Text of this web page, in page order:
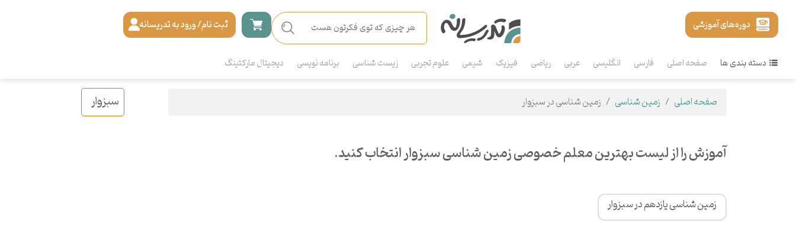
دوره‌های آموزشی ثبت نام/ ورود به تدریسانه
دسته بندی ها صفحه اصلی فارسی انگلیسی عربی ریاضی فیزیک شیمی علوم تجربی زیست شناسی برنامه نویسی دیجیتال مارکتینگ
صفحه اصلی زمین شناسی زمین شناسی در سبزوار سبزوار
آموزش را از لیست بهترین معلم خصوصی زمین شناسی سبزوار انتخاب کنید.
زمین شناسی یازدهم در سبزوار